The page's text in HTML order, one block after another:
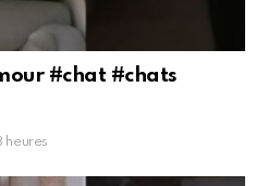
#chat #chats
heures